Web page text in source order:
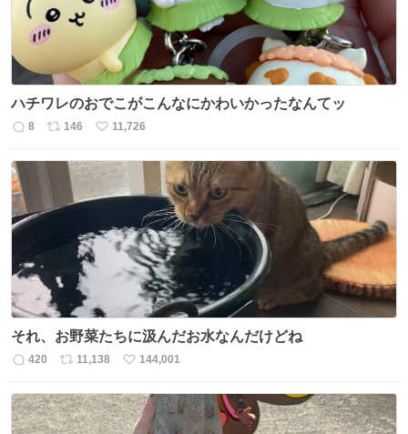
ハチワレのおでこがこんなにかわいかったなんてッ
返
数
8
リ
ス
ト
数
146
い
ね
数
11,726
それ、お野菜たちに汲んだお水なんだけどね
返
数
420
リ
ス
ト
11,138
い
ね
数
144,001